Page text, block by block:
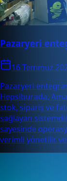
Pazaryeri
16 Temmuz
Pazaryeri
Hepsiburada,
stok, sipariş ve
sağlayan
sayesinde
verimli yönetilir